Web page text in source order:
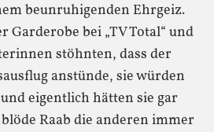
beunruhigenden Ehrgeiz.
Garderobe bei „TV Total“ und
stöhnten, dass der
anstünde, sie würden
eigentlich hätten sie gar
Raab die anderen immer